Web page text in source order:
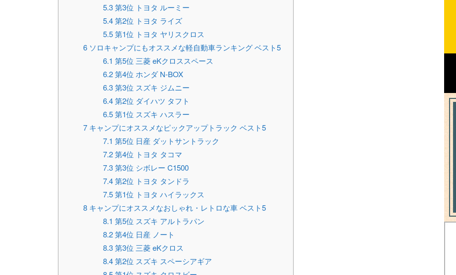
5.3第3位 トヨタ ルーミー
5.4第2位 トヨタ ライズ
5.5第1位 トヨタ ヤリスクロス
6 ソロキャンプにもオススメな軽自動車ランキング ベスト5
6.1 第5位 三菱 eKクロススペース
6.2第4位 ホンダ N-BOX
6.3第3位 スズキ ジムニー
6.4第2位 ダイハツ タフト
6.5第1位 スズキ ハスラー
7 キャンプにオススメなピックアップトラック ベスト5
7.1 第5位 日産 ダットサントラック
7.2第4位 トヨタ タコマ
7.3第3位 シボレー C1500
7.4第2位 トヨタ タンドラ
7.5第1位 トヨタ ハイラックス
8 キャンプにオススメなおしゃれ・レトロな車 ベスト5
8.1 第5位 スズキ アルトラパン
8.2第4位 日産 ノート
8.3第3位 三菱 eKクロス
8.4第2位 スズキ スペーシアギア